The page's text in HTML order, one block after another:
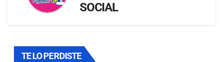
SOCIAL
TE LO PERDISTE